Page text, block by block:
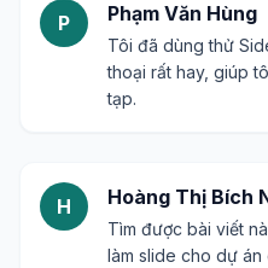
P Phạm Văn Hùng
Tôi đã dùng thử
thoại rất hay, giúp
tạp.
H Hoàng Thị Bích
Tìm được bài viết
làm slide cho dự